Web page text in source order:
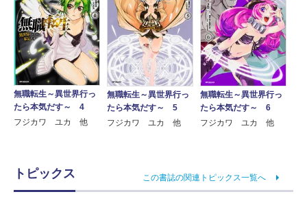
無職転生～異世界行っ
たら本気だす～ 4
フジカワ ユカ 他
無職転生～異世界行っ
たら本気だす～ 5
フジカワ ユカ 他
無職転生～異世界行っ
たら本気だす～ 6
フジカワ ユカ 他
トピックス この書誌の関連トピックス一覧へ